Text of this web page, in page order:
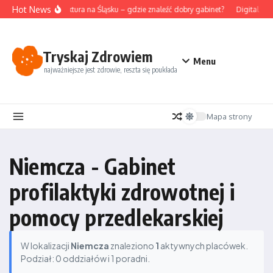
Przejdź do treści
Hot NewsAkupunktura na Śląsku – gdzie znaleźć dobry gabinet? Digital
Tryskaj Zdrowiem
najważniejsze jest zdrowie, reszta się poukłada
Menu
Mapa strony
Niemcza - Gabinet
profilaktyki zdrowotnej i
pomocy przedlekarskiej
W lokalizacji Niemcza znaleziono 1 aktywnych placówek.
Podział: 0 oddziałów i 1 poradni.